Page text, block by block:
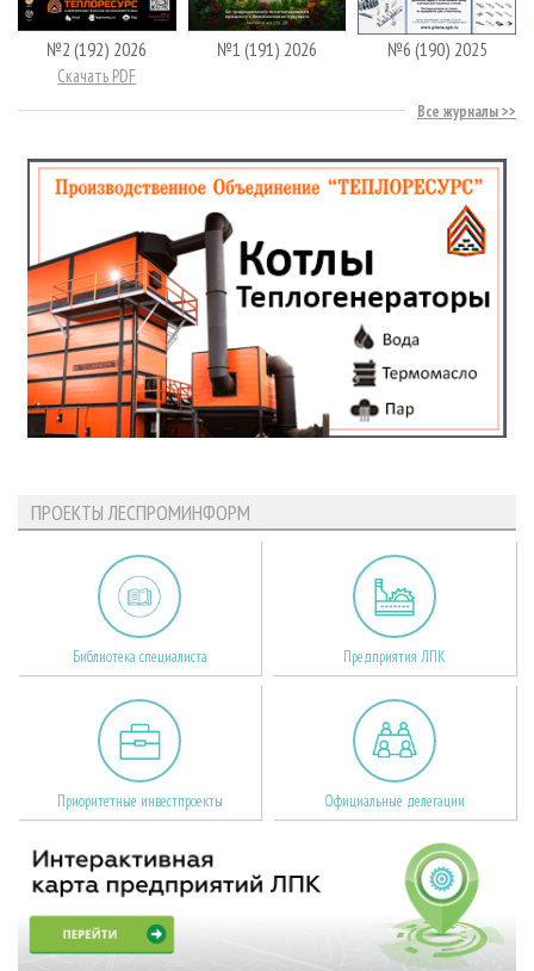
№2 (192) 2026
Скачать PDF
№1 (191) 2026 №6 (190) 2025
Все журналы
ПРОЕКТЫ ЛЕСПРОМИНФОРМ
Библиотека специалиста Предприятия ЛПК
Приоритетные инвестпроекты Официальные делегации